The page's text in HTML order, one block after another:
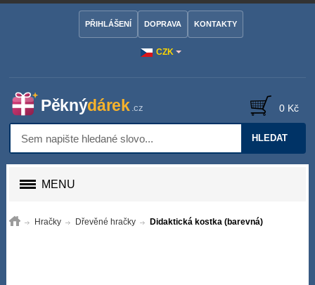
CZK
PŘIHLÁŠENÍ DOPRAVA KONTAKTY
HLEDAT
0 Kč
MENU
Hračky Dřevěné hračky Didaktická kostka (barevná)